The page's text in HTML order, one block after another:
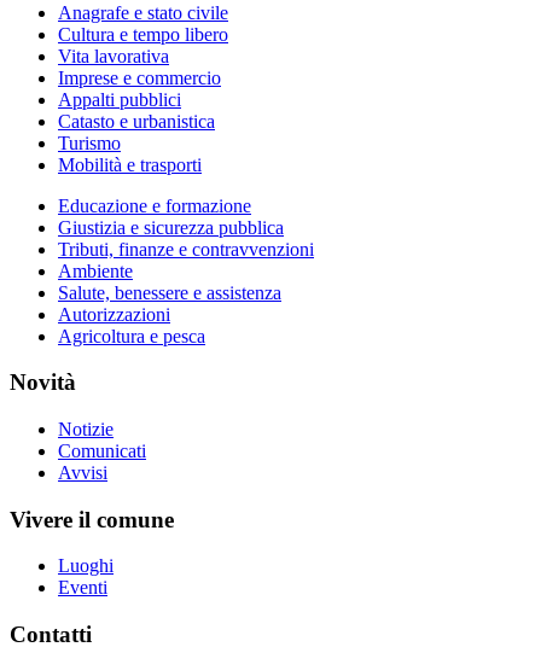
Anagrafe e stato civile
Cultura e tempo libero
Vita lavorativa
Imprese e commercio
Appalti pubblici
Catasto e urbanistica
Turismo
Mobilità e trasporti
Educazione e formazione
Giustizia e sicurezza pubblica
Tributi, finanze e contravvenzioni
Ambiente
Salute, benessere e assistenza
Autorizzazioni
Agricoltura e pesca
Novità
Notizie
Comunicati
Avvisi
Vivere il comune
Luoghi
Eventi
Contatti